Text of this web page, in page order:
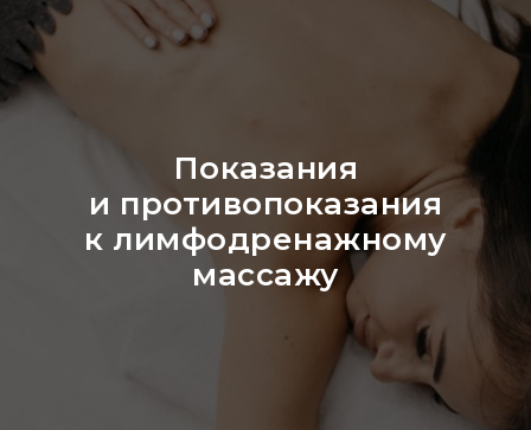
Показания
и противопоказания
к лимфодренажному
массажу